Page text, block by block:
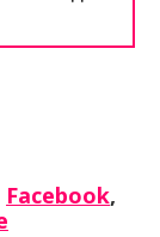
Facebook,